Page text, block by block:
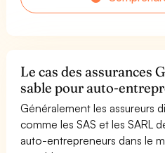
Le cas des assurances
sable pour auto-
Généralement les assureurs
comme les SAS et les SARL
auto-entrepreneurs dans le